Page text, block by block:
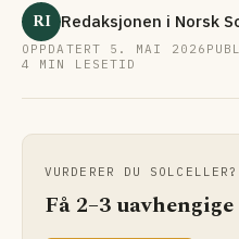
RI Redaksjonen i Norsk
OPPDATERT 5. MAI 2026
4 MIN LESETID
VURDERER DU SOLCELLER?
Få 2–3